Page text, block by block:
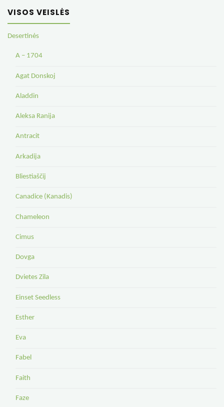
VISOS VEISLĖS
Desertinės
A – 1704
Agat Donskoj
Aladdin
Aleksa Ranija
Antracit
Arkadija
Bliestiaščij
Canadice (Kanadis)
Chameleon
Cimus
Dovga
Dvietes Zila
Einset Seedless
Esther
Eva
Fabel
Faith
Faze